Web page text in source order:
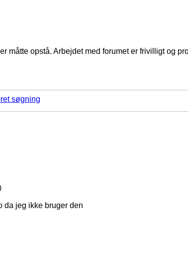
måtte opstå. Arbejdet med forumet er frivilligt og
søgning
da jeg ikke bruger den